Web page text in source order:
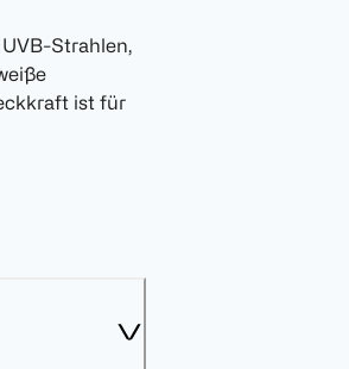
Strahlen,
ist für